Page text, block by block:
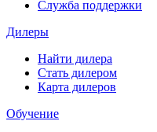
Служба поддержки
Дилеры
Найти дилера
Cтать дилером
Карта дилеров
Обучение